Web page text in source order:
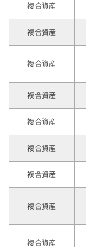
複合資産
複合資産
複合資産
複合資産
複合資産
複合資産
複合資産
複合資産
複合資産